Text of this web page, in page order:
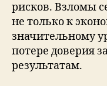
рисков. Взломы
не только к
значительному
потере доверия
результатам.